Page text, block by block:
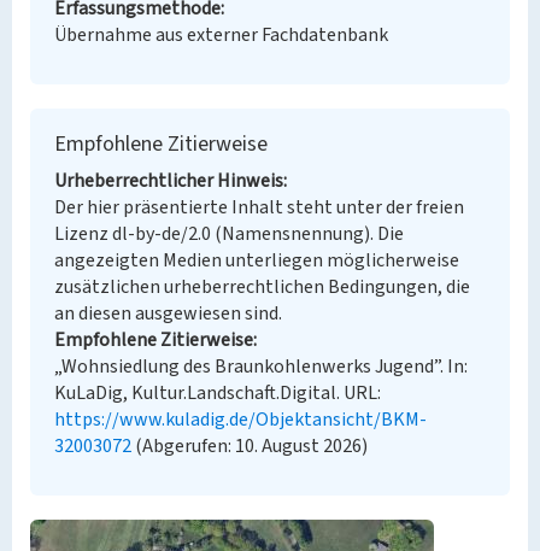
Erfassungsmethode
Übernahme aus externer Fachdatenbank
Empfohlene Zitierweise
Urheberrechtlicher Hinweis
Der hier präsentierte Inhalt steht unter der freien
Lizenz dl-by-de/2.0 (Namensnennung). Die
angezeigten Medien unterliegen möglicherweise
zusätzlichen urheberrechtlichen Bedingungen, die
an diesen ausgewiesen sind.
Empfohlene Zitierweise
„Wohnsiedlung des Braunkohlenwerks Jugend”. In:
KuLaDig, Kultur.Landschaft.Digital. URL:
https://www.kuladig.de/Objektansicht/BKM-
32003072(Abgerufen: 10. August 2026)